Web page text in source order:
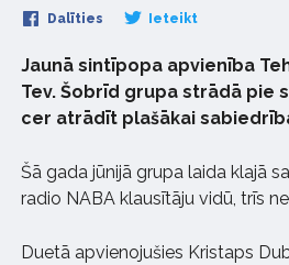
Dalīties Ieteikt
Jaunā sintīpopa apvienība
Tev. Šobrīd grupa strādā pie
cer atrādīt plašākai
Šā gada jūnijā grupa laida klajā
radio NABA klausītāju vidū, trīs
Duetā apvienojušies Kristaps